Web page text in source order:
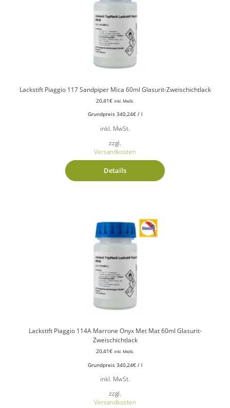
Lackstift Piaggio 117 Sandpiper Mica 60ml Glasurit-Zweischichtlack
20,41€ inkl. MwSt.
Grundpreis 340,24€/ l
inkl. MwSt.
zzgl.
Versandkosten
Details
Lackstift Piaggio 114A Marrone Onyx Met Mat 60ml Glasurit-
Zweischichtlack
20,41€ inkl. MwSt.
Grundpreis 340,24€/ l
inkl. MwSt.
zzgl.
Versandkosten